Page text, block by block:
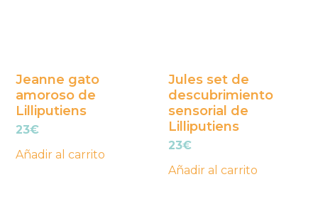
Jeanne gato
amoroso de
Lilliputiens
23€
Añadir al carrito
Jules set de
descubrimiento
sensorial de
Lilliputiens
23€
Añadir al carrito